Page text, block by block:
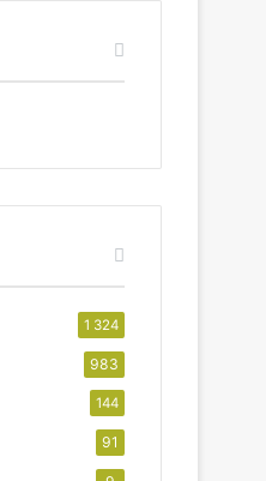
1 324
983
144
91